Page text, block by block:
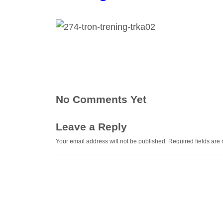
No Comments Yet
Leave a Reply
Your email address will not be published. Required fields are